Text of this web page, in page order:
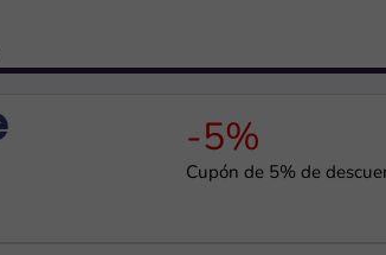
-5%
Cupón de 5% de